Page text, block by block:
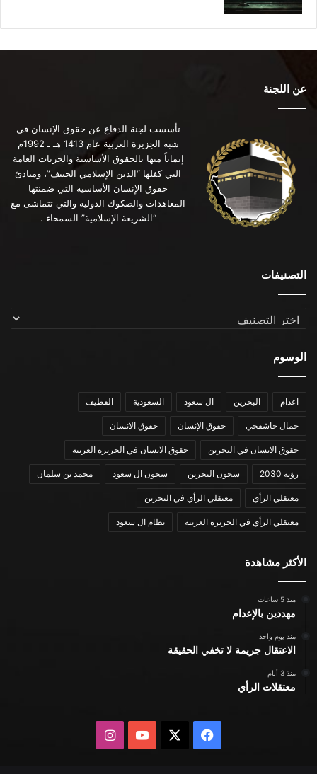
عن اللجنة
تأسست لجنة الدفاع عن حقوق الإنسان في
شبه الجزيرة العربية عام 1413 هـ ـ 1992م
إيماناً منها بالحقوق الأساسية والحريات العامة
التي كفلها “الدين الإسلامي الحنيف”، ومبادئ
حقوق الإنسان الأساسية التي ضمنتها
المعاهدات والصكوك الدولية والتي تتماشى مع
“الشريعة الإسلامية” السمحاء .
التصنيفات
التصنيفات
الوسوم
اعدام البحرين ال سعود السعودية القطيف
جمال خاشقجي حقوق الإنسان حقوق الانسان
حقوق الانسان في البحرين حقوق الانسان في الجزيرة العربية
رؤية 2030 سجون البحرين سجون ال سعود محمد بن سلمان
معتقلي الرأي معتقلي الرأي في البحرين
معتقلي الرأي في الجزيرة العربية نظام ال سعود
الأكثر مشاهدة
منذ 5 ساعات
مهددين بالإعدام
منذ يوم واحد
الاعتقال جريمة لا تخفي الحقيقة
منذ 3 أيام
معتقلات الرأي
فيسبوك يوتيوبانستقرام